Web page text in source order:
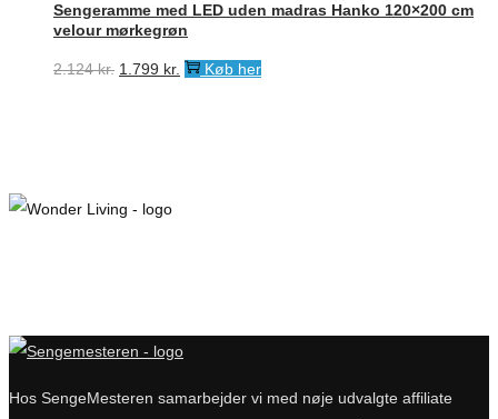
Sengeramme med LED uden madras Hanko 120×200 cm
velour mørkegrøn
2.124kr. Den
1.799 kr. DenKøb her
Hos SengeMesteren samarbejder vi med nøje udvalgte affiliate